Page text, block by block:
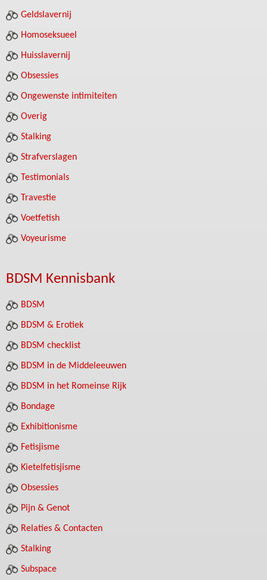
Geldslavernij
Homoseksueel
Huisslavernij
Obsessies
Ongewenste intimiteiten
Overig
Stalking
Strafverslagen
Testimonials
Travestie
Voetfetish
Voyeurisme
BDSM Kennisbank
BDSM
BDSM & Erotiek
BDSM checklist
BDSM in de Middeleeuwen
BDSM in het Romeinse Rijk
Bondage
Exhibitionisme
Fetisjisme
Kietelfetisjisme
Obsessies
Pijn & Genot
Relaties & Contacten
Stalking
Subspace